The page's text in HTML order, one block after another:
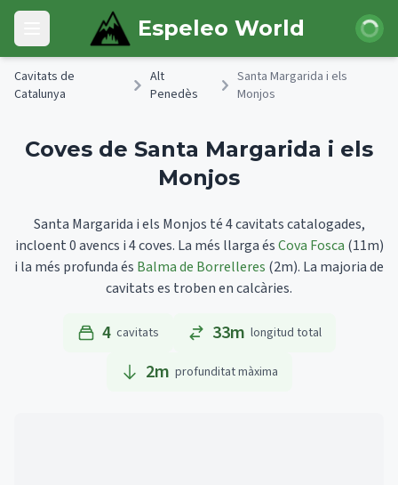
Skip to main content
Open main menu Espeleo World Iniciar
Cavitats de
Catalunya
Alt
Penedès
Santa Margarida i els
Monjos
Coves de Santa Margarida i els
Monjos
Santa Margarida i els Monjos té 4 cavitats catalogades,
incloent 0 avencs i 4 coves. La més llarga ésCova Fosca (11m)
i la més profunda és Balma de Borrelleres (2m). La majoria de
cavitats es troben en calcàries.
4 cavitats 33m longitud total
2m profunditat màxima